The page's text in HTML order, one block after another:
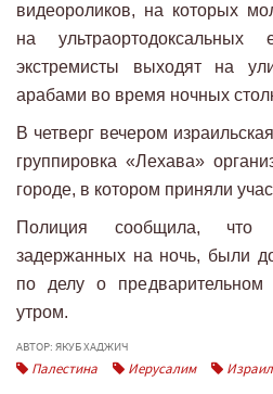
видеороликов, на которых
на
экстремисты выходят на
арабами во время ночных
В четверг вечером
группировка «Лехава»
городе, в котором приняли
Полиция сообщила,
задержанных на ночь, были
по делу о предварительном
утром.
АВТОР: ЯКУБ ХАДЖИЧ
Палестина Иерусалим